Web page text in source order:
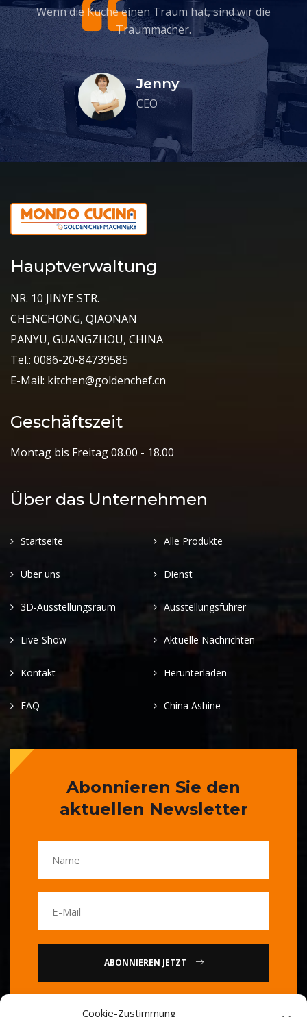
Cookie-Zustimmung
Wenn die Küche einen Traum hat, sind wir die
Traummacher.
Jenny
CEO
Hauptverwaltung
NR. 10 JINYE STR.
CHENCHONG, QIAONAN
PANYU, GUANGZHOU, CHINA
Tel.: 0086-20-84739585
E-Mail: kitchen@goldenchef.cn
Geschäftszeit
Montag bis Freitag 08.00 - 18.00
Über das Unternehmen
Startseite Alle Produkte
Über uns Dienst
3D-Ausstellungsraum Ausstellungsführer
Live-Show Aktuelle Nachrichten
Kontakt Herunterladen
FAQ China Ashine
Abonnieren Sie den
aktuellen Newsletter
ABONNIEREN JETZT
oder